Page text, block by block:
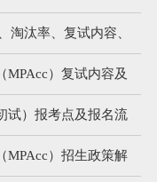
淘汰率、复试内容、
MPAcc）复试内容及
试）报考点及报名流
MPAcc）招生政策解